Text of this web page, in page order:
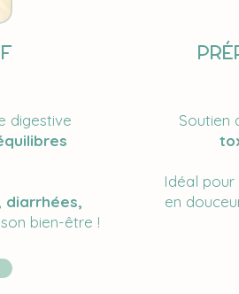
digestive
diarrhées,
bien-être !
Soutien
Idéal
en